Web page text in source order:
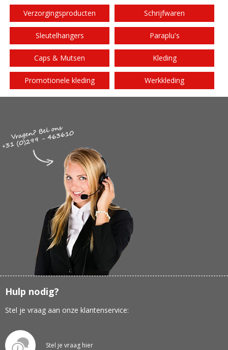
Verzorgingsproducten Schrijfwaren
Sleutelhangers Paraplu's
Caps & Mutsen Kleding
Promotionele kleding Werkkleding
Hulp nodig?
Stel je vraag aan onze klantenservice:
Stel je vraag hier